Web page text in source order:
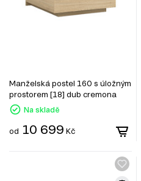
Manželská postel 160 s úložným
prostorem [18] dub cremona
Cross Line
Na skladě
od 10 699 Kč